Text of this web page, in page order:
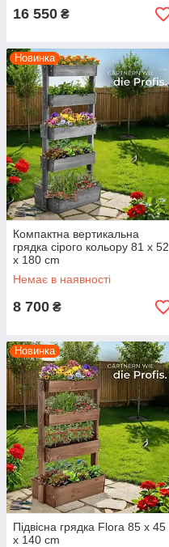
16 550 ₴
Новинка
Компактна вертикальна
грядка сірого кольору 81 x 52
x 180 cm
Немає в наявності
8 700 ₴
Новинка
Підвісна грядка Flora 85 x 45
x 140 cm